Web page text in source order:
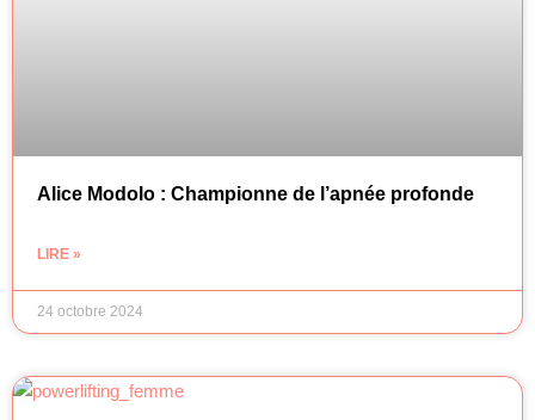
Alice Modolo : Championne de l’apnée profonde
LIRE »
24 octobre 2024